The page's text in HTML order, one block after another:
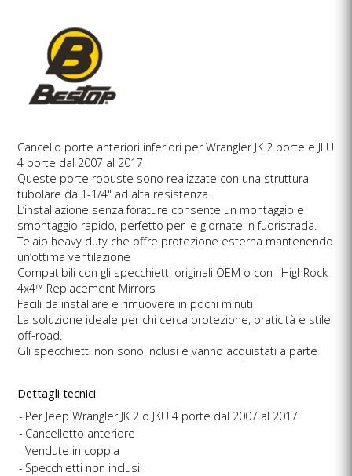
Cancello porte anteriori inferiori per Wrangler JK 2 porte e JLU
4 porte dal 2007 al 2017
Queste porte robuste sono realizzate con una struttura
tubolare da 1-1/4" ad alta resistenza.
L’installazione senza forature consente un montaggio e
smontaggio rapido, perfetto per le giornate in fuoristrada.
Telaio heavy duty che offre protezione esterna mantenendo
un’ottima ventilazione
Compatibili con gli specchietti originali OEM o con i HighRock
4x4™ Replacement Mirrors
Facili da installare e rimuovere in pochi minuti
La soluzione ideale per chi cerca protezione, praticità e stile
off-road.
Gli specchietti non sono inclusi e vanno acquistati a parte
Dettagli tecnici
Per Jeep Wrangler JK 2 o JKU 4 porte dal 2007 al 2017
Cancelletto anteriore
Vendute in coppia
Specchietti non inclusi